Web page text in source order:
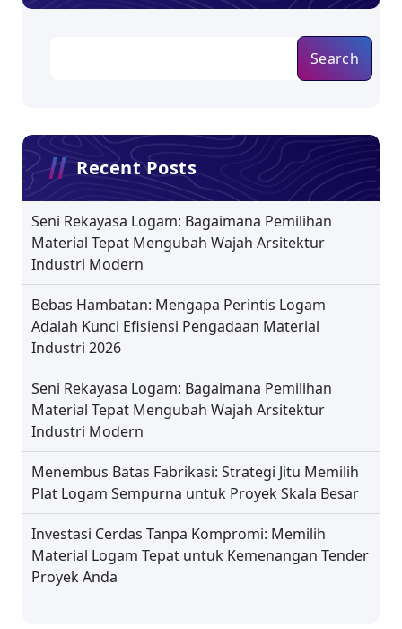
Search
Recent Posts
Seni Rekayasa Logam: Bagaimana Pemilihan
Material Tepat Mengubah Wajah Arsitektur
Industri Modern
Bebas Hambatan: Mengapa Perintis Logam
Adalah Kunci Efisiensi Pengadaan Material
Industri 2026
Seni Rekayasa Logam: Bagaimana Pemilihan
Material Tepat Mengubah Wajah Arsitektur
Industri Modern
Menembus Batas Fabrikasi: Strategi Jitu Memilih
Plat Logam Sempurna untuk Proyek Skala Besar
Investasi Cerdas Tanpa Kompromi: Memilih
Material Logam Tepat untuk Kemenangan Tender
Proyek Anda